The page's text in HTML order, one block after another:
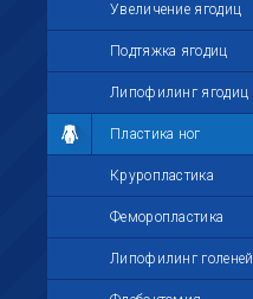
Увеличение ягодиц
Подтяжка ягодиц
Липофилинг ягодиц
Пластика ног
Круропластика
Феморопластика
Липофилинг голеней